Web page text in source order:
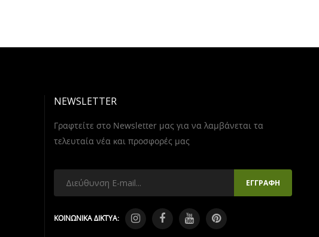
NEWSLETTER
Γραφτείτε στο Newsletter μας για να λαμβάνεται τα
τελευταία νέα και προσφορές μας
ΚΟΙΝΩΝΙΚΑ ΔΙΚΤΥΑ: